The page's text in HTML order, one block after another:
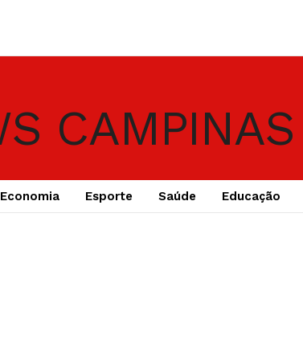
Economia Esporte Saúde Educação